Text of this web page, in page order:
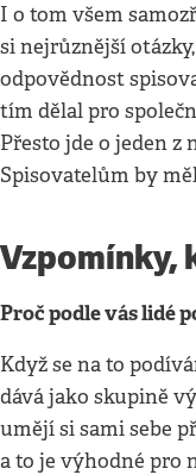
I o tom všem
si nejrůznější
odpovědnost
tím dělal pro
Přesto jde o jeden z
Spisovatelům by
Vzpomínky,
Proč podle vás lidé
Když se na to
dává jako skupině
umějí si sami sebe
a to je výhodné pro